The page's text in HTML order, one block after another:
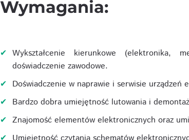
Wymagania:
Wykształcenie kierunkowe (elektronika,
doświadczenie zawodowe.
Doświadczenie w naprawie i serwisie urządzeń
Bardzo dobra umiejętność lutowania i
Znajomość elementów elektronicznych oraz